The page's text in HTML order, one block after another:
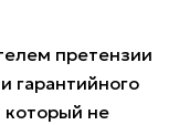
претензии
гарантийного
который не